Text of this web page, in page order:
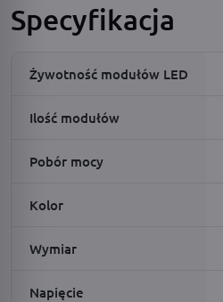
Specyfikacja
Żywotność modułów LED
Ilość modułów
Pobór mocy
Kolor
Wymiar
Napięcie